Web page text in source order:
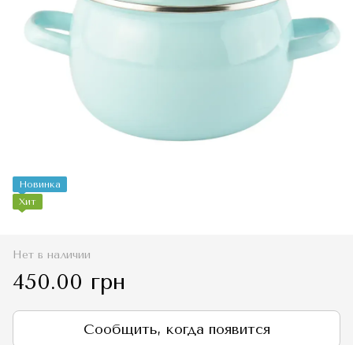
Новинка
Хит
Нет в наличии
450.00 грн
Сообщить, когда появится